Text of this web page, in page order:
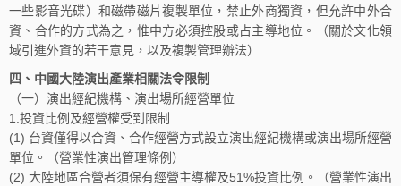
一些影音光碟）和磁帶磁片複製單位，禁止外商獨資，但允許中外合
資、合作的方式為之，惟中方必須控股或占主導地位。（關於文化領
域引進外資的若干意見，以及複製管理辦法）
四、中國大陸演出產業相關法令限制
（一）演出經紀機構、演出場所經營單位
1.投資比例及經營權受到限制
(1) 台資僅得以合資、合作經營方式設立演出經紀機構或演出場所經營
單位。（營業性演出管理條例）
(2) 大陸地區合營者須保有經營主導權及51%投資比例。（營業性演出